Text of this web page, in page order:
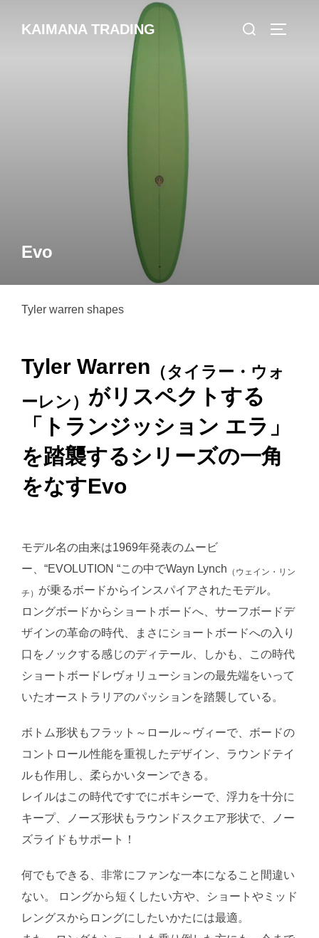
KAIMANA TRADING
検
Evo
Tyler warren shapes
Tyler Warren （タイラー・ウォ
ーレン） がリスペクトする
「トランジッション エラ」
を踏襲するシリーズの一角
をなすEvo
モデル名の由来は1969年発表のムービ
ー、“EVOLUTION “この中でWayn Lynch （ウェイン・リン
チ） が乗るボードからインスパイアされたモデル。
ロングボードからショートボードへ、サーフボードデ
ザインの革命の時代、まさにショートボードへの入り
口をノックする感じのディテール、しかも、この時代
ショートボードレヴォリューションの最先端をいって
いたオーストラリアのパッションを踏襲している。
ボトム形状もフラット～ロール～ヴィーで、ボードの
コントロール性能を重視したデザイン、ラウンドテイ
ルも作用し、柔らかいターンできる。
レイルはこの時代ですでにボキシーで、浮力を十分に
キープ、ノーズ形状もラウンドスクエア形状で、ノー
ズライドもサポート！
何でもできる、非常にファンな一本になること間違い
ない。 ロングから短くしたい方や、ショートやミッド
レングスからロングにしたいかたには最適。